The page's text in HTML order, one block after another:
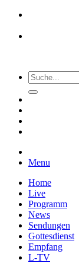
Menu
Home
Live
Programm
News
Sendungen
Gottesdienst
Empfang
L-TV